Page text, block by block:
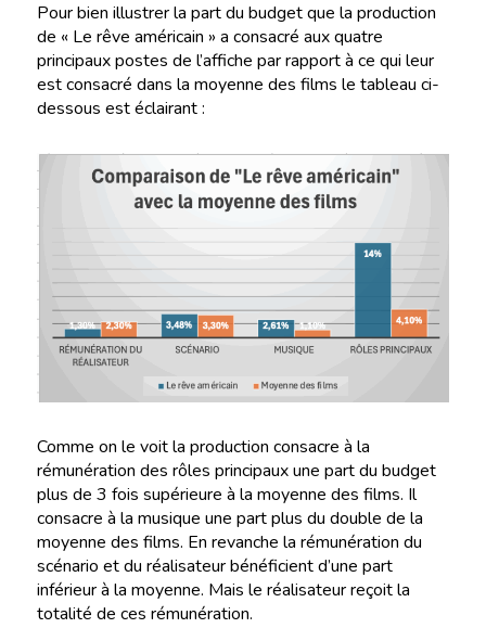
Pour bien illustrer la part du budget que la production
de « Le rêve américain » a consacré aux quatre
principaux postes de l’affiche par rapport à ce qui leur
est consacré dans la moyenne des films le tableau ci-
dessous est éclairant :
Comme on le voit la production consacre à la
rémunération des rôles principaux une part du budget
plus de 3 fois supérieure à la moyenne des films. Il
consacre à la musique une part plus du double de la
moyenne des films. En revanche la rémunération du
scénario et du réalisateur bénéficient d’une part
inférieur à la moyenne. Mais le réalisateur reçoit la
totalité de ces rémunération.